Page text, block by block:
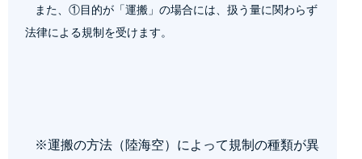
法律による規制を受けます。
※運搬の方法（陸海空）によって規制の種類が異